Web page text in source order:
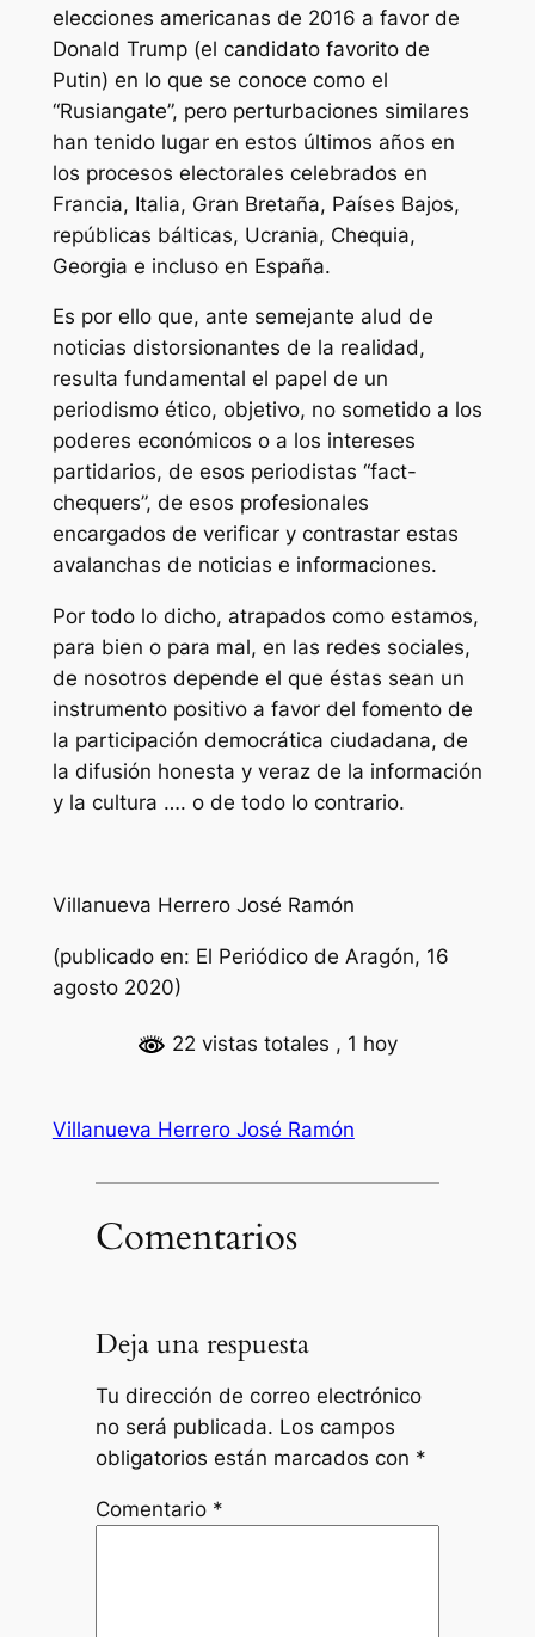
elecciones americanas de 2016 a favor de
Donald Trump (el candidato favorito de
Putin) en lo que se conoce como el
“Rusiangate”, pero perturbaciones similares
han tenido lugar en estos últimos años en
los procesos electorales celebrados en
Francia, Italia, Gran Bretaña, Países Bajos,
repúblicas bálticas, Ucrania, Chequia,
Georgia e incluso en España.
Es por ello que, ante semejante alud de
noticias distorsionantes de la realidad,
resulta fundamental el papel de un
periodismo ético, objetivo, no sometido a los
poderes económicos o a los intereses
partidarios, de esos periodistas “fact-
chequers”, de esos profesionales
encargados de verificar y contrastar estas
avalanchas de noticias e informaciones.
Por todo lo dicho, atrapados como estamos,
para bien o para mal, en las redes sociales,
de nosotros depende el que éstas sean un
instrumento positivo a favor del fomento de
la participación democrática ciudadana, de
la difusión honesta y veraz de la información
y la cultura …. o de todo lo contrario.
Villanueva Herrero José Ramón
(publicado en: El Periódico de Aragón, 16
agosto 2020)
22 vistas totales , 1 hoy
Villanueva Herrero José Ramón
Comentarios
Deja una respuesta
Tu dirección de correo electrónico
no será publicada. Los campos
obligatorios están marcados con *
Comentario *